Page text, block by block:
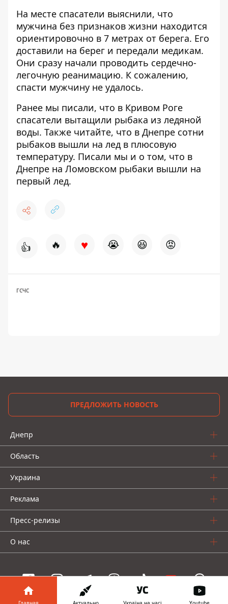
На месте спасатели выяснили, что
мужчина без признаков жизни находится
ориентировочно в 7 метрах от берега. Его
доставили на берег и передали медикам.
Они сразу начали проводить сердечно-
легочную реанимацию. К сожалению,
спасти мужчину не удалось.
Ранее мы писали, что в Кривом Роге
спасатели вытащили рыбака из ледяной
воды. Также читайте, что в Днепре сотни
рыбаков вышли на лед в плюсовую
температуру. Писали мы и о том, что в
Днепре на Ломовском рыбаки вышли на
первый лед.
👍 🔥 ♥ 😭 😆 😡
ГСЧС
ПРЕДЛОЖИТЬ НОВОСТЬ
Днепр
Область
Украина
Реклама
Пресс-релизы
О нас